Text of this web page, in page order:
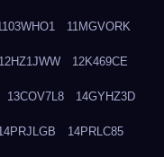
11MGVORK
12HZ1JWW 12K469CE
13COV7L8 14GYHZ3D
14PRLC85